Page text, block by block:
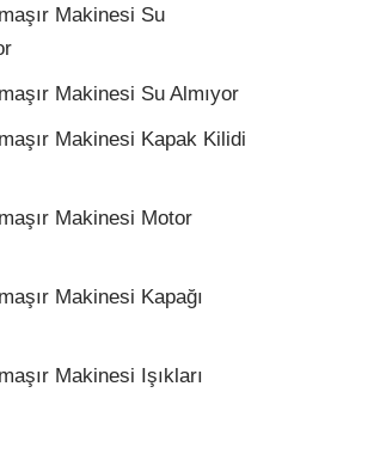
Makinesi Su
Makinesi Su Almıyor
Makinesi Kapak Kilidi
Makinesi Motor
Makinesi Kapağı
Makinesi Işıkları